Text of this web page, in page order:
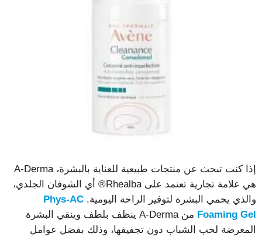
إذا كنت تبحث عن منتجات طبيعية للعناية بالبشرة، A-Derma
هي علامة تجارية تعتمد على Rhealba® أي الشوفان الجلدي،
والذي يحمي البشرة لتوفير الراحة اليومية. Phys-AC
Foaming Gel
من A-Derma ينظف بلطف وينقي البشرة
المعرضة لحب الشباب دون تجفيفها، وذلك بفضل عوامل